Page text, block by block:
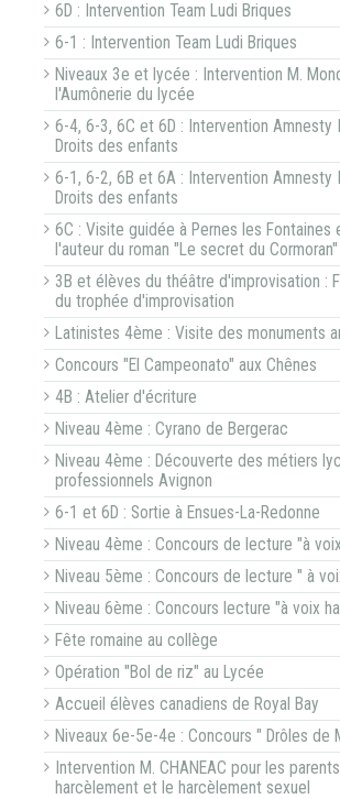
6D : Intervention Team Ludi Briques
6-1 : Intervention Team Ludi Briques
Niveaux 3e et lycée : Intervention M.
l'Aumônerie du lycée
6-4, 6-3, 6C et 6D : Intervention Amnesty
Droits des enfants
6-1, 6-2, 6B et 6A : Intervention Amnesty
Droits des enfants
6C : Visite guidée à Pernes les Fontaines
l'auteur du roman "Le secret du Cormoran"
3B et élèves du théâtre d'improvisation :
du trophée d'improvisation
Latinistes 4ème : Visite des monuments
Concours "El Campeonato" aux Chênes
4B : Atelier d'écriture
Niveau 4ème : Cyrano de Bergerac
Niveau 4ème : Découverte des métiers
professionnels Avignon
6-1 et 6D : Sortie à Ensues-La-Redonne
Niveau 4ème : Concours de lecture "à
Niveau 5ème : Concours de lecture " à
Niveau 6ème : Concours lecture "à voix
Fête romaine au collège
Opération "Bol de riz" au Lycée
Accueil élèves canadiens de Royal Bay
Niveaux 6e-5e-4e : Concours " Drôles de
Intervention M. CHANEAC pour les
harcèlement et le harcèlement sexuel